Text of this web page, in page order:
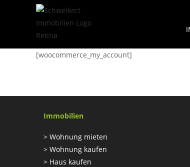
[woocommerce_my_account]
Immobilien
> Wohnung mieten
> Wohnung kaufen
> Haus kaufen